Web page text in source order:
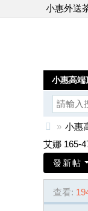
小惠外送
小惠高
小
高
» 小惠
艾娜 165-
發新帖
查看: